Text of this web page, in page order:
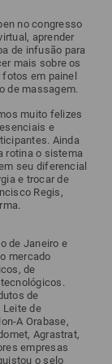
no congresso
aprender
de infusão para
mais sobre os
em painel
de massagem.
muito felizes
e
Ainda
rotina o sistema
seu diferencial
e trocar de
Regis,
de Janeiro e
mercado
de
de
Leite de
A Orabase,
Agrastrat,
empresas
o selo